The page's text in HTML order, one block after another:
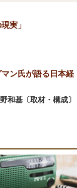
実」
ン氏が語る日本経
和基〔取材・構成〕